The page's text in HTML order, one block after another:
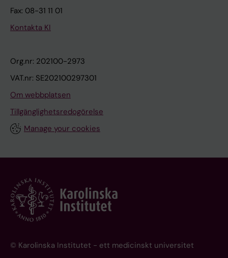
Fax: 08-31 11 01
Kontakta KI
Org.nr: 202100-2973
VAT.nr: SE202100297301
Om webbplatsen
Tillgänglighetsredogörelse
Manage your cookies
© Karolinska Institutet - ett medicinskt universitet